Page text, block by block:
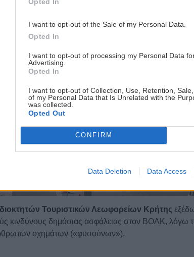
I want to opt-out of the Sale of my Personal Data.
Opted In
I want to opt-out of processing my Personal Data
Advertising.
Opted In
I want to opt-out of Collection, Use, Retention,
of my Personal Data that Is Unrelated with the
was collected.
Opted Out
CONFIRM
Data Deletion Data Access
Τουριστικών Λεωφορείων Κρήτης
κινδύνους δημόσιας ασφάλειας στον ΒΟΑΚ, λόγω
οχημάτων («φυσούνων»).